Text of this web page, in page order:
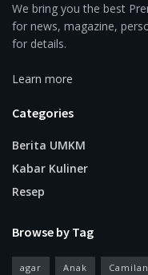
We bring you the best
for news, magazine,
for details.
Learn more
Categories
Berita UMKM
Kabar Kuliner
Resep
Browse by Tag
agar Anak Camilan